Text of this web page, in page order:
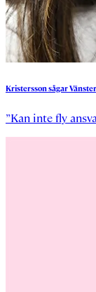
Kristerssonsågar
”Kan inte fly